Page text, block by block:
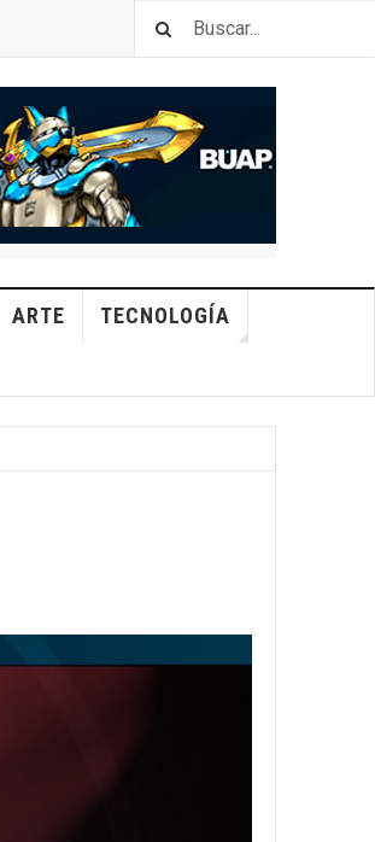
ARTE TECNOLOGÍA